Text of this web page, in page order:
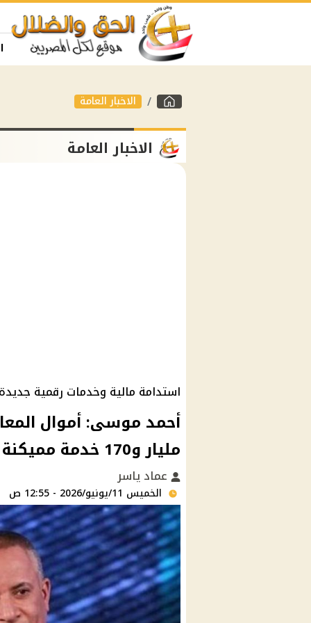
الاخبار العامة
الاخبار العامة
استدامة مالية وخدمات رقمية
مليار و170 خدمة مميكنة
عماد ياسر
الخميس 11/يونيو/2026 - 12:55 ص